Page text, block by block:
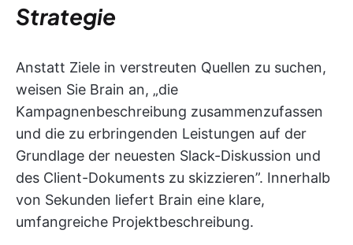
Strategie
Anstatt Ziele in verstreuten Quellen zu suchen,
weisen Sie Brain an, „die
Kampagnenbeschreibung zusammenzufassen
und die zu erbringenden Leistungen auf der
Grundlage der neuesten Slack-Diskussion und
des Client-Dokuments zu skizzieren”. Innerhalb
von Sekunden liefert Brain eine klare,
umfangreiche Projektbeschreibung.